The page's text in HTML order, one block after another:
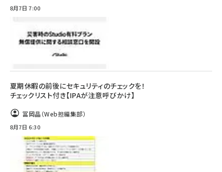
8月7日 7:00
夏期休暇の前後にセキュリティのチェックを！
チェックリスト付き【IPAが注意呼びかけ】
冨岡晶（Web担編集部）
8月7日 6:30